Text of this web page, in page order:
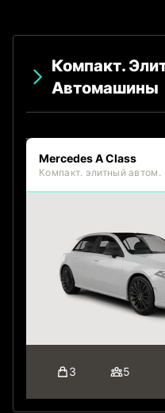
Компакт.
Автомашины
Mercedes A Class
Компакт. элитный автом.
3 5